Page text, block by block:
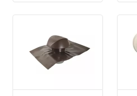
Cuvette : Inox, Ø 70 mm
Vis centrale : Laiton
Plage de serrage : 0 à 17 mm